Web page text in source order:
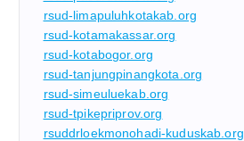
rsud-limapuluhkotakab.org
rsud-kotamakassar.org
rsud-kotabogor.org
rsud-tanjungpinangkota.org
rsud-simeuluekab.org
rsud-tpikepriprov.org
rsuddrloekmonohadi-kuduskab.org